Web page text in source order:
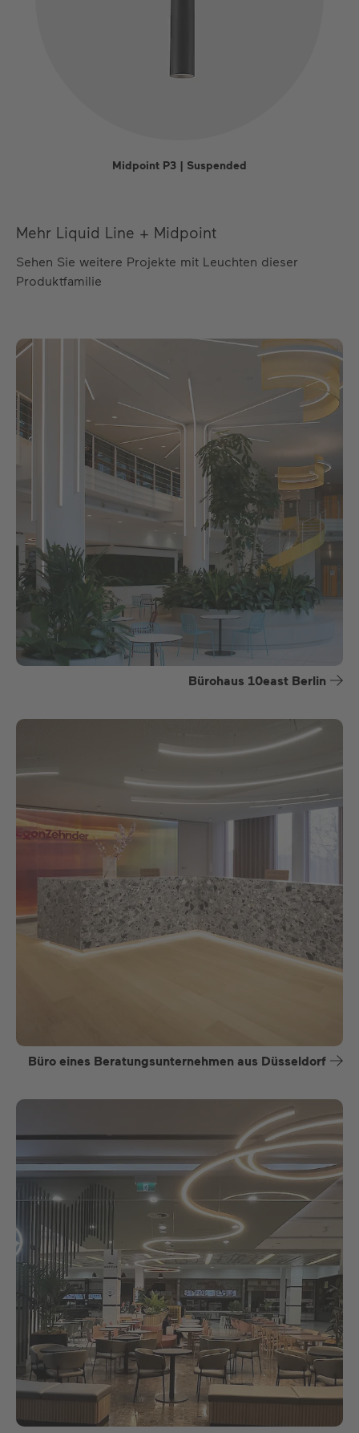
Midpoint P3 | Suspended
Mehr Liquid Line + Midpoint
Sehen Sie weitere Projekte mit Leuchten dieser
Produktfamilie
Bürohaus 10east Berlin
Büro eines Beratungsunternehmen aus Düsseldorf